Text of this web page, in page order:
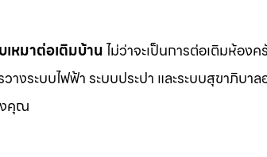
เหมาต่อเติมบ้านไม่ว่าจะเป็นการต่อเติมห้องค
งระบบไฟฟ้า ระบบประปา และระบบสุขาภิบา
งคุณ